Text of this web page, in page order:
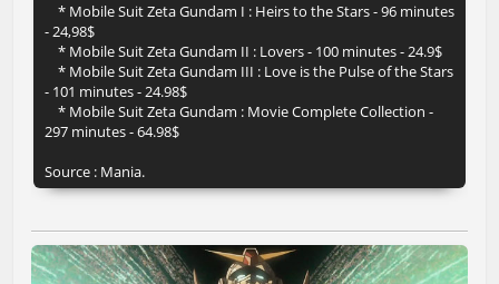
* Mobile Suit Zeta Gundam I : Heirs to the Stars - 96 minutes
- 24,98$
* Mobile Suit Zeta Gundam II : Lovers - 100 minutes - 24.9$
* Mobile Suit Zeta Gundam III : Love is the Pulse of the Stars
- 101 minutes - 24.98$
* Mobile Suit Zeta Gundam : Movie Complete Collection -
297 minutes - 64.98$
Source : Mania.